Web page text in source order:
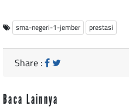
sma-negeri-1-jember prestasi
Share :
Baca Lainnya